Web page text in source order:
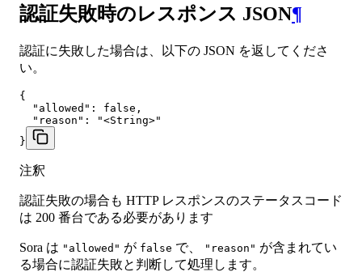
認証失敗時のレスポンス JSON¶
認証に失敗した場合は、以下の JSON を返してくださ
い。
{
  "allowed": false,
  "reason": "<String>"
}
注釈
認証失敗の場合も HTTP レスポンスのステータスコード
は 200 番台である必要があります
Sora は "allowed" が false で、 "reason" が含まれてい
る場合に認証失敗と判断して処理します。